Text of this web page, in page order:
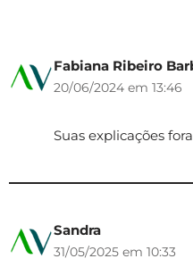
Fabiana Ribeiro
20/06/2024 em 13:46
Suas explicações
Sandra
31/05/2025 em 10:33